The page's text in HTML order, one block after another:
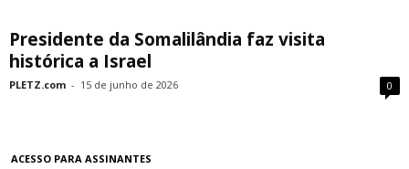
Presidente da Somalilândia faz visita
histórica a Israel
PLETZ.com - 15 de junho de 2026 0
ACESSO PARA ASSINANTES